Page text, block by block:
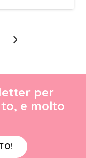
per
e molto